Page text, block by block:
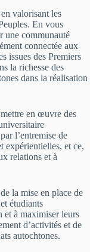
valorisant les
En vous
une communauté
connectée aux
issues des Premiers
la richesse des
dans la réalisation
en œuvre des
l’entremise de
expérientielles, et ce,
relations et à
la mise en place de
étudiants
et à maximiser leurs
d’activités et de
autochtones.